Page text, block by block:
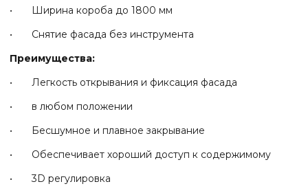
• Ширина короба до 1800 мм
• Снятие фасада без инструмента
Преимущества:
• Легкость открывания и фиксация фасада
• в любом положении
• Бесшумное и плавное закрывание
• Обеспечивает хороший доступ к содержимому
• 3D регулировка